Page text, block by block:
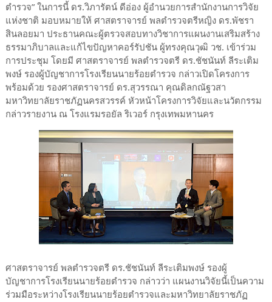
ตำรวจ” ในการนี้ ดร.วิภารัตน์ ดีอ่อง ผู้อำนวยการสำนักงานการวิจัย
แห่งชาติ มอบหมายให้ ศาสตราจารย์ พลตำรวจตรีหญิง ดร.พัชรา
สินลอยมา ประธานคณะผู้ตรวจสอบทางวิชาการแผนงานเสริมสร้าง
ธรรมาภิบาลและแก้ไขปัญหาคอร์รัปชัน ผู้ทรงคุณวุฒิ วช. เข้าร่วม
การประชุม โดยมี ศาสตราจารย์ พลตำรวจตรี ดร.ชัชนันท์ ลีระเติม
พงษ์ รองผู้บัญชาการโรงเรียนนายร้อยตำรวจ กล่าวเปิดโครงการ
พร้อมด้วย รองศาสตราจารย์ ดร.สุวรรณา คุณดิลกณัฐวสา
มหาวิทยาลัยราชภัฏนครสวรรค์ หัวหน้าโครงการวิจัยและนวัตกรรม
กล่าวรายงาน ณ โรงแรมรอยัล ริเวอร์ กรุงเทพมหานคร
ศาสตราจารย์ พลตำรวจตรี ดร.ชัชนันท์ ลีระเติมพงษ์ รองผู้
บัญชาการโรงเรียนนายร้อยตำรวจ กล่าวว่า แผนงานวิจัยนี้เป็นความ
ร่วมมือระหว่างโรงเรียนนายร้อยตำรวจและมหาวิทยาลัยราชภัฏ